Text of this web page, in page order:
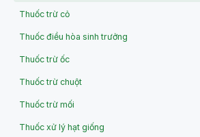
Thuốc trừ cỏ
Thuốc điều hòa sinh trưởng
Thuốc trừ ốc
Thuốc trừ chuột
Thuốc trừ mối
Thuốc xử lý hạt giống